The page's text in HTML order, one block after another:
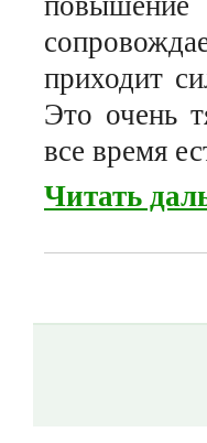
приходит
Это очень
все время
Читать